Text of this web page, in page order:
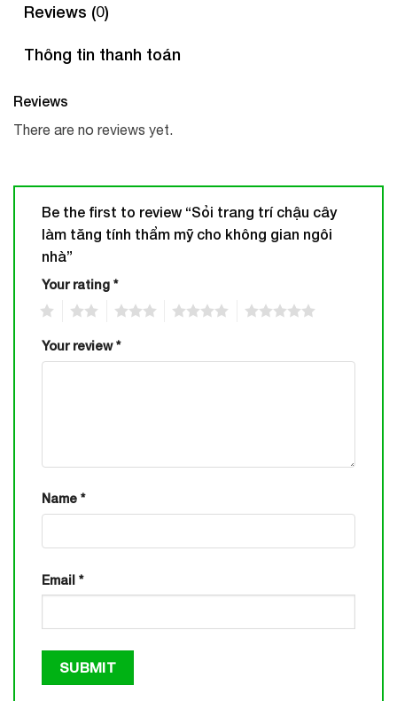
Reviews (0)
Thông tin thanh toán
Reviews
There are no reviews yet.
Be the first to review “Sỏi trang trí chậu cây
làm tăng tính thẩm mỹ cho không gian ngôi
nhà”
Your rating *
Your review*
Name *
Email *